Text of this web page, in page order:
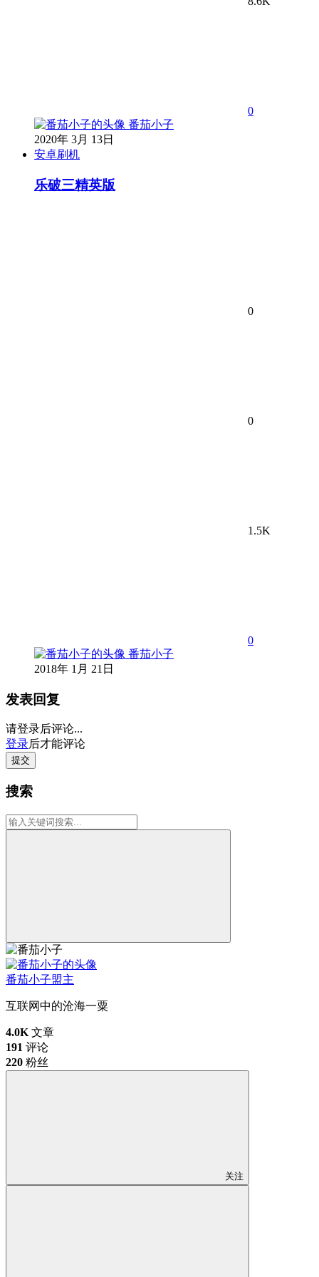
0
番茄小子
2020年 3月 13日
安卓刷机
乐破三精英版
0
0
1.5K
0
番茄小子
2018年 1月 21日
发表回复
请登录后评论...
登录后才能评论
提交
搜索
番茄小子盟主
互联网中的沧海一粟
4.0K 文章
191 评论
220 粉丝
关注